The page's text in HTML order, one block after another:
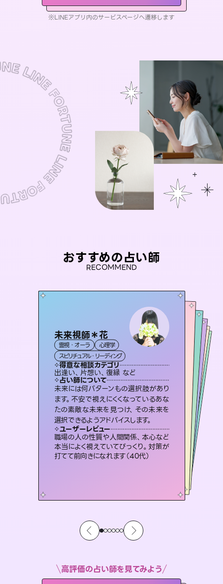
※LINEアプリ内のサービスページへ遷移します
おすすめの占い師
RECOMMEND
未来視師＊花
霊視・オーラ
心理学
スピリチュアル・リーディング
得意な相談カテゴリ
出逢い、片想い、復縁 など
占い師について
未来には何パターンもの選択肢があり
ます。不安で視えにくくなっているあな
たの素敵な未来を見つけ、その未来を
選択できるようアドバイスします。
ユーザーレビュー
職場の人の性質や人間関係、本心など
本当によく視えていてびっくり。対策が
打てて前向きになれます（40代）
桃源珠羽（とうげんみう）
霊視・オーラ タロット
スピリチュアル・リーディング
得意な相談カテゴリ
片想い、あの人の気持ち、復縁 など
占い師について
恋愛のお悩みの中でも特に「曖昧な関
係」の相談を得意としており、友達以上
恋人未満なお相手との今後や本音を丁
寧に読み解き恋愛成就へと導きます。
ユーザーレビュー
鑑定していただいてアドバイス通りに行
動すると仲が復活してきました。ありが
とうございました（40代 女性）
彗望（すいぼう
霊視・オーラ
スピリチュアル・リーディング
得意な相談カテゴリ
片想い、あの人の気持ち、復縁 など
占い師について
3,700年以上の歴史を持つ東洋最古の
占術「易占」で詳細まで占い、幸せへ向
かう道筋を示します。厳しい結果にも具
体的な対策をお伝えします。
ユーザーレビュー
複雑な背景もしっかり聞いて鑑定して
いただけました。気持ちが楽になりまし
た（50代 女性）
アイリス -iris-
西洋占星術
ルーン
得意な相談カテゴリ
恋愛総合、片想い、二人の未来 など
占い師について
復縁、恋愛、不倫の行方、同性愛や片思い、仕事関係や借金問題まで知りたいことや心の負担になっていることを紐解き、背中をそっと押して導きます。
ユーザーレビュー
安心感のあり、言い切ってくれる所や濁
さない鑑定のおかげで、毎回自分の気
持ちを整えられます（30代 男性）
おう 霊感オラクル
霊視・オーラ
オラクルカード
得意な相談カテゴリ
恋愛総合、あの人の気持ち など
占い師について
霊視×オラクルカードを使って「今」と
「未来」そして「気になるあの人の気持
ち」まで丁寧に読み解き、恋や人生のヒ
ントを優しく引き出します。
ユーザーレビュー
不安な気持ちが嘘みたいに晴れまし
た…！よく視えていらっしゃるんだなと
感じました（40代 女性）
セラピスト理恵
霊視・オーラ タロット
スピリチュアル・リーディング
得意な相談カテゴリ
片想い、二人の未来、年の差 など
占い師について
連絡再開、復縁、成就などの報告実績
多数。セラピストとして2万超の施術経
験があるからこそできる鑑定で、より良
い未来をサポートします。
ユーザーレビュー
とても心温まる鑑定でした。しかもこち
らは何も言っていないのに視えていらっ
しゃるんだなと驚きです（30代女性）
高評価の占い師を見てみよう